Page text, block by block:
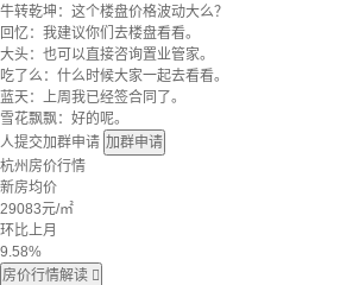
牛转乾坤：这个楼盘价格波动大么？
回忆：我建议你们去楼盘看看。
大头：也可以直接咨询置业管家。
吃了么：什么时候大家一起去看看。
蓝天：上周我已经签合同了。
雪花飘飘：好的呢。
人提交加群申请 加群申请
杭州房价行情
新房均价
29083元/㎡
环比上月
9.58%
房价行情解读 